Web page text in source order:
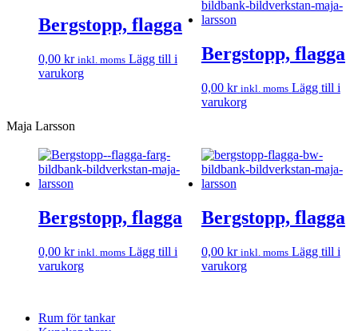
Bergstopp, flagga
0,00 kr inkl. moms Lägg till i
varukorg
Bergstopp, flagga
0,00 kr inkl. moms Lägg till i
varukorg
Bergstopp, flagga
0,00 kr inkl. moms Lägg till i
varukorg
Bergstopp, flagga
0,00 kr inkl. moms Lägg till i
varukorg
Maja Larsson
Rum för tankar